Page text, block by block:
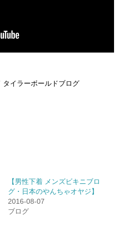
タイラーボールドブログ
【男性下着 メンズビキニブロ
グ・日本のやんちゃオヤジ】
2016-08-07
ブログ